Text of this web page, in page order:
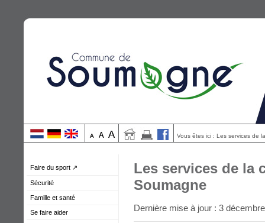
Vous êtes ici : Les services de
Faire du sport ↗
Sécurité
Famille et santé
Se faire aider
Les services de la
Soumagne
Dernière mise à jour : 3